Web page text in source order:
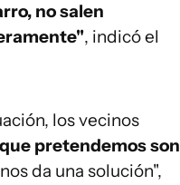
no salen
, indicó el
los vecinos
pretendemos son
da una solución",